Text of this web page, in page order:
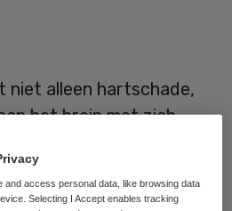
niet alleen hartschade,
het brein met zich
processen
veroudering van drie
and access personal data, like browsing data
Selecting I Accept enables tracking